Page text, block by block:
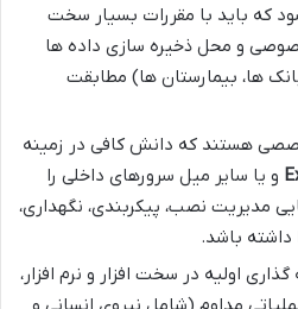
که باید با مقررات بسیار سخت
و محل ذخیره سازی داده ها
ها، بیمارستان ها) مطابقت
و یا سایر میل سرورهای داخلی را
مدیریت نصب، پیکربندی، نگهداری،
داشته باشد.
اولیه در سخت افزار و نرم افزار،